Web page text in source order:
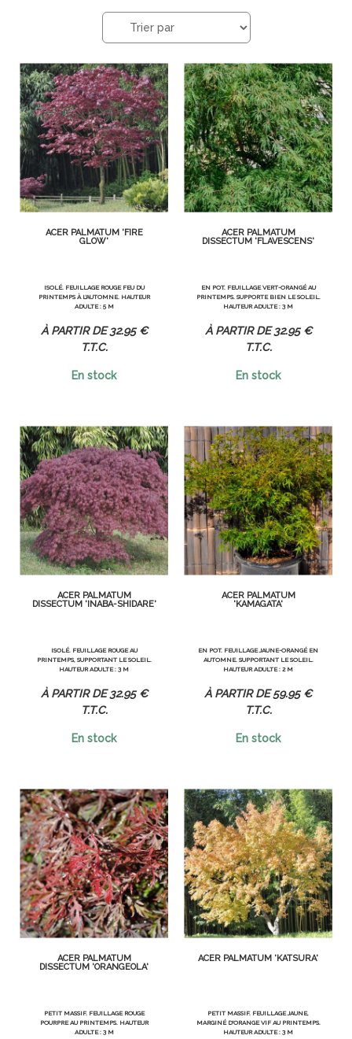
ACER PALMATUM 'FIRE
GLOW'
ISOLÉ. FEUILLAGE ROUGE FEU DU
PRINTEMPS À L'AUTOMNE. HAUTEUR
ADULTE : 5 M
32.95 €
T.T.C.
En stock
ACER PALMATUM
DISSECTUM 'FLAVESCENS'
EN POT. FEUILLAGE VERT-ORANGÉ AU
PRINTEMPS. SUPPORTE BIEN LE SOLEIL.
HAUTEUR ADULTE : 3 M
32.95 €
T.T.C.
En stock
ACER PALMATUM
DISSECTUM 'INABA-SHIDARE'
ISOLÉ. FEUILLAGE ROUGE AU
PRINTEMPS, SUPPORTANT LE SOLEIL.
HAUTEUR ADULTE : 3 M
32.95 €
T.T.C.
En stock
ACER PALMATUM
'KAMAGATA'
EN POT. FEUILLAGE JAUNE-ORANGÉ EN
AUTOMNE. SUPPORTANT LE SOLEIL.
HAUTEUR ADULTE : 2 M
59.95 €
T.T.C.
En stock
ACER PALMATUM
DISSECTUM 'ORANGEOLA'
PETIT MASSIF. FEUILLAGE ROUGE
POURPRE AU PRINTEMPS. HAUTEUR
ADULTE : 3 M
ACER PALMATUM 'KATSURA'
PETIT MASSIF. FEUILLAGE JAUNE,
MARGINÉ D'ORANGE VIF AU PRINTEMPS.
HAUTEUR ADULTE : 3 M